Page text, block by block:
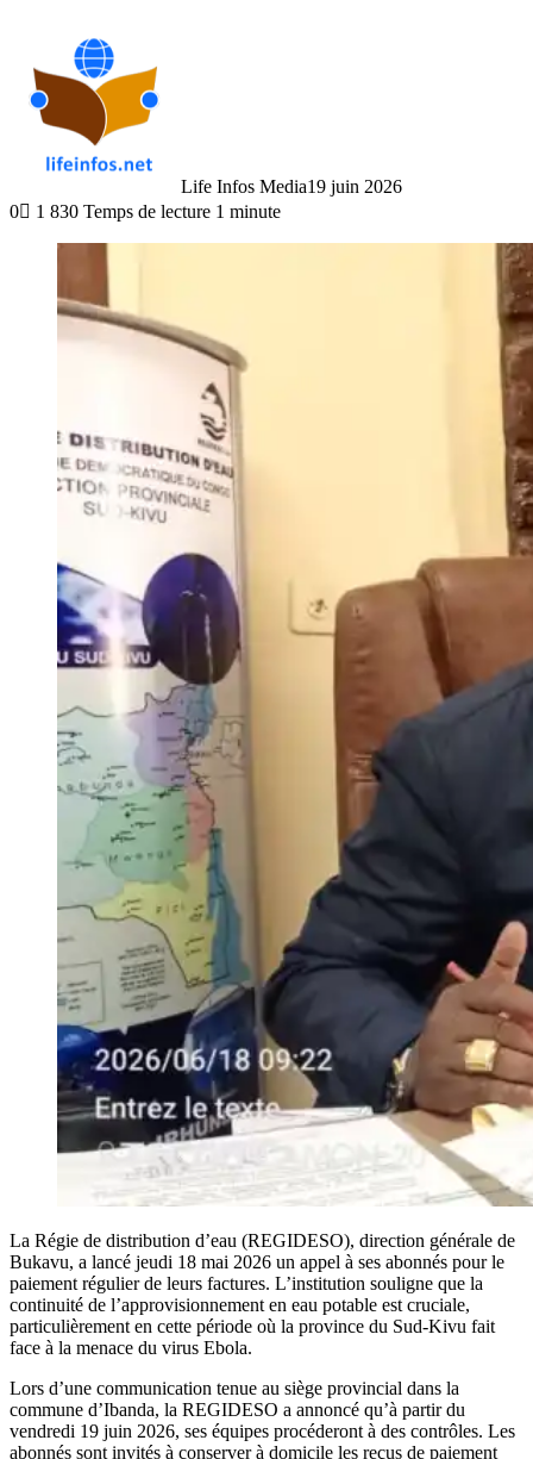
Life Infos Media19 juin 2026
0
1 830 Temps de lecture 1 minute
La Régie de distribution d’eau (REGIDESO), direction générale de
Bukavu, a lancé jeudi 18 mai 2026 un appel à ses abonnés pour le
paiement régulier de leurs factures. L’institution souligne que la
continuité de l’approvisionnement en eau potable est cruciale,
particulièrement en cette période où la province du Sud-Kivu fait
face à la menace du virus Ebola.
Lors d’une communication tenue au siège provincial dans la
commune d’Ibanda, la REGIDESO a annoncé qu’à partir du
vendredi 19 juin 2026, ses équipes procéderont à des contrôles. Les
abonnés sont invités à conserver à domicile les reçus de paiement